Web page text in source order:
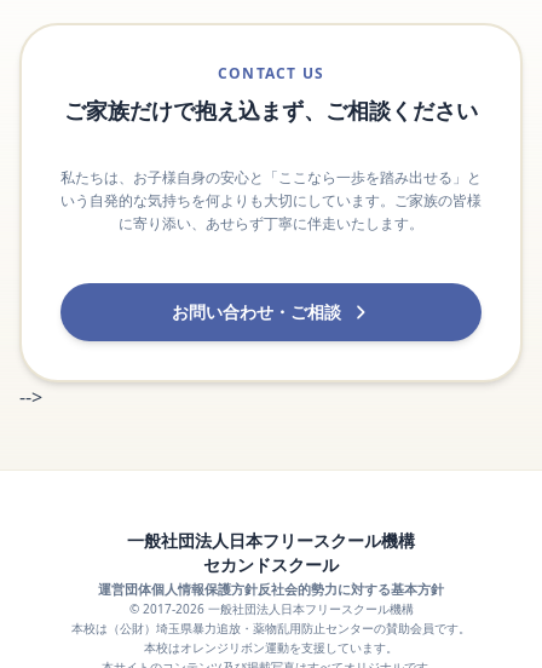
CONTACT US
ご家族だけで抱え込まず、ご相談ください
私たちは、お子様自身の安心と「ここなら一歩を踏み出せる」と
いう自発的な気持ちを何よりも大切にしています。ご家族の皆様
に寄り添い、あせらず丁寧に伴走いたします。
お問い合わせ・ご相談
-->
一般社団法人日本フリースクール機構
セカンドスクール
運営団体個人情報保護方針反社会的勢力に対する基本方針
© 2017-2026 一般社団法人日本フリースクール機構
本校は（公財）埼玉県暴力追放・薬物乱用防止センターの賛助会員です。
本校はオレンジリボン運動を支援しています。